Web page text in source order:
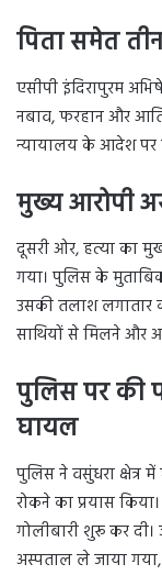
पिता समेत
एसीपी इंदिरापुरम
नबाव, फरहान और
न्यायालय के आदेश पर
मुख्य आरोपी
दूसरी ओर, हत्या का
गया। पुलिस के
उसकी तलाश लगातार
साथियों से मिलने और
पुलिस पर की
घायल
पुलिस ने वसुंधरा क्षेत्र
रोकने का प्रयास
गोलीबारी शुरू कर
अस्पताल ले जाया गया,